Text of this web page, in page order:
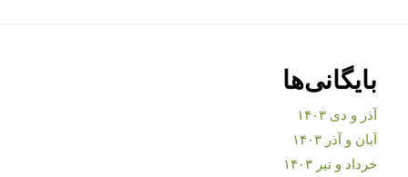
بایگانی‌ها
آذر و دی ۱۴۰۳
آبان و آذر ۱۴۰۳
خرداد و تیر ۱۴۰۳